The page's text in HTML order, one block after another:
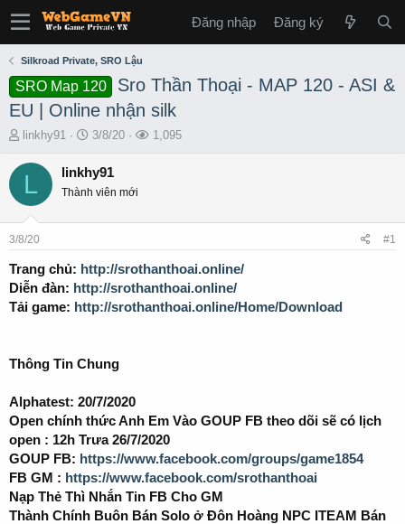
Đăng nhập Đăng ký
Silkroad Private, SRO Lậu
SRO Map 120
Sro Thần Thoại - MAP 120 - ASI &
EU | Online nhận silk
T
r
s
a
r
t
e
linkhy91
S
a
r
t
e
3/8/20
L1,095
L linkhy91
Thành viên mới
3/8/20 #1
Trang chủ: http://srothanthoai.online/
Diễn đàn: http://srothanthoai.online/
Tải game: http://srothanthoai.online/Home/Download
Thông Tin Chung
Alphatest: 20/7/2020
Open chính thức Anh Em Vào GOUP FB theo dõi sẽ có lịch
open : 12h Trưa 26/7/2020
GOUP FB: https://www.facebook.com/groups/game1854
FB GM : https://www.facebook.com/srothanthoai
Nạp Thẻ Thì Nhắn Tin FB Cho GM
Thành Chính Buôn Bán Solo ở Đôn Hoàng NPC ITEAM Bán